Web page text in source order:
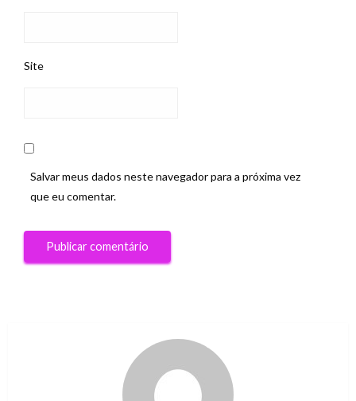
Site
Salvar meus dados neste navegador para a próxima vez
que eu comentar.